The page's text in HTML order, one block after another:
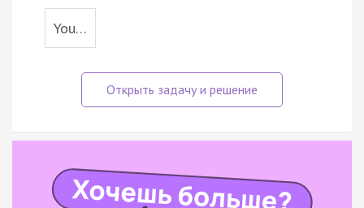
You…